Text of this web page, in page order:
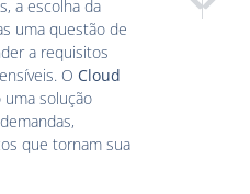
a escolha da
uma questão de
a requisitos
O Cloud
solução
que tornam sua
O Papel